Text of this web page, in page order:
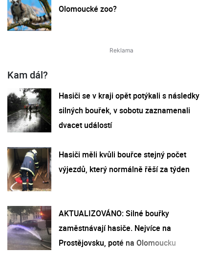
Olomoucké zoo?
Kam dál?
Hasiči se v kraji opět potýkali s následky
silných bouřek, v sobotu zaznamenali
dvacet událostí
Hasiči měli kvůli bouřce stejný počet
výjezdů, který normálně řěší za týden
AKTUALIZOVÁNO: Silné bouřky
zaměstnávají hasiče. Nejvíce na
Prostějovsku, poté na Olomoucku